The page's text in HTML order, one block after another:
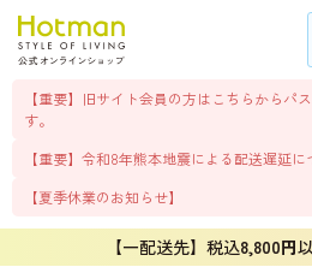
【重要】旧サイト会員の方はこちらからパ
す。
【重要】令和8年熊本地震による配送遅延に
【夏季休業のお知らせ】
【一配送先】税込8,800円